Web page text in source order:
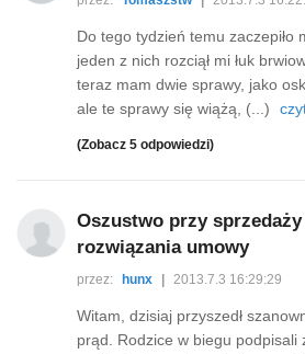
Do tego tydzień temu zaczepiło
jeden z nich rozciął mi łuk
teraz mam dwie sprawy, jako
ale te sprawy się wiążą, (...)
(Zobacz 5 odpowiedzi)
Oszustwo przy
rozwiązania umowy
przez: hunx 2013.7.3 16:29:29
Witam, dzisiaj przyszedł
prąd. Rodzice w biegu podpisali